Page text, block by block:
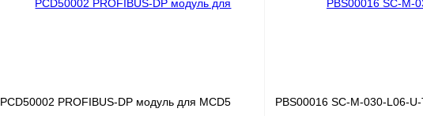
PCD50002 PROFIBUS-DP модуль для MCD5 PBS00016 SC-M-030-L06-